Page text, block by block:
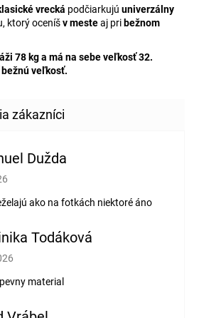
vrecká podčiarkujú univerzálny
ktorý oceníšv mesteaj pri bežnom
78 kg a má na sebe veľkosť 32.
veľkosť.
Dužda
obchodu je 2 z 5 hviezdičiek.
ako na fotkách niektoré áno
Todáková
obchodu je 5 z 5 hviezdičiek.
material